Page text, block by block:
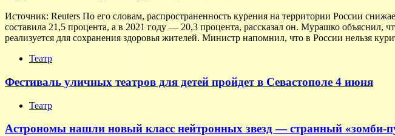
Источник: Reuters По его словам, распространенность курения на территории России
составила 21,5 процента, а в 2021 году — 20,3 процента, рассказал он. Мурашко объяснил,
реализуется для сохранения здоровья жителей. Министр напомнил, что в России нельзя
Театр
Фестиваль уличных театров для детей пройдет в Севастополе 4 июня
Театр
Астрономы нашли новый класс нейтронных звезд — странный «зомби-